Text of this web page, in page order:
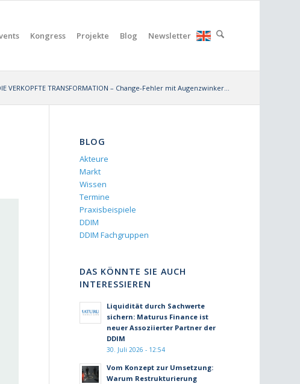
Kongress Projekte Blog Newsletter
VERKOPFTE TRANSFORMATION – Change-Fehler mit Augenzwinker...
BLOG
Akteure
Markt
Wissen
Termine
Praxisbeispiele
DDIM
DDIM Fachgruppen
DAS KÖNNTE SIE AUCH
INTERESSIEREN
Liquidität durch Sachwerte
sichern: Maturus Finance ist
neuer Assoziierter Partner der
DDIM
30. Juli 2026 - 12:54
Vom Konzept zur Umsetzung:
Warum Restrukturierung